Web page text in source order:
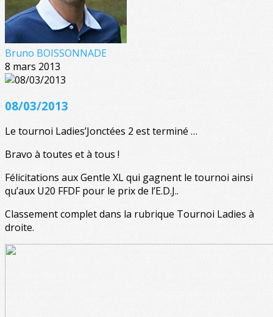
Bruno BOISSONNADE
8 mars 2013
08/03/2013
Le tournoi Ladies’Jonctées 2 est terminé …
Bravo à toutes et à tous !
Félicitations aux Gentle XL qui gagnent le tournoi ainsi
qu’aux U20 FFDF pour le prix de l’E.D.J..
Classement complet dans la rubrique Tournoi Ladies à
droite.